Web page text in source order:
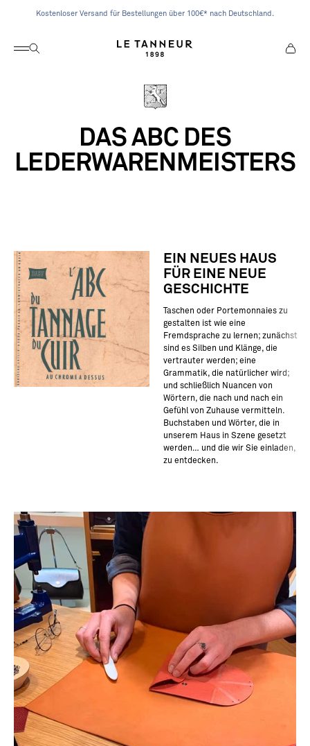
Kostenloser Versand für Bestellungen über 100€* nach Deutschland.
Navigation öffnen
Suche öffnen
DAS ABC DES
LEDERWARENMEISTERS
EIN NEUES HAUS
FÜR EINE NEUE
GESCHICHTE
Taschen oder Portemonnaies zu
gestalten ist wie eine
Fremdsprache zu lernen; zunächst
sind es Silben und Klänge, die
vertrauter werden; eine
Grammatik, die natürlicher wird;
und schließlich Nuancen von
Wörtern, die nach und nach ein
Gefühl von Zuhause vermitteln.
Buchstaben und Wörter, die in
unserem Haus in Szene gesetzt
werden… und die wir Sie einladen,
zu entdecken.